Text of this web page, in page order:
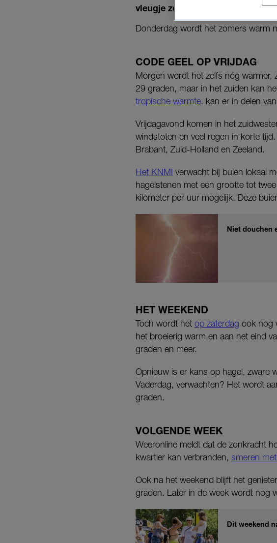
vleugje zomer. De eerste
Donderdag wordt het zomers warm
CODE GEEL OP VRIJDAG
Morgen wordt het zelfs nóg
29 graden, maar in het zuiden kan
tropische warmte, kan er in delen
Vrijdagavond komen in het
windstoten en veel regen in korte
Brabant, Zuid-Holland en Zeeland.
Het KNMI verwacht bij buien lokaal
hagelstenen met een grootte tot
kilometer per uur mogelijk. Deze
Niet douchen
HET WEEKEND
Toch wordt het op zaterdag ook nog
het broeierig warm en aan het eind
graden en meer.
Opnieuw is er kans op hagel, zware
Vaderdag, verwachten? Het wordt
graden.
VOLGENDE WEEK
Weeronline meldt dat de zonkracht
kwartier kan verbranden, smeren
Ook na het weekend blijft het
graden. Later in de week wordt nog
Dit weekend